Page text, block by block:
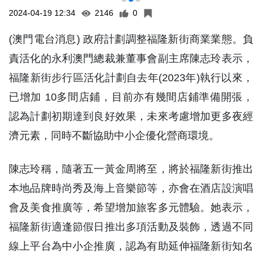
2024-04-19 12:34 2146 0
(澳門電台消息) 政府計劃調整福隆新街商業業態。負
責活化的永利澳門總裁兼董事會副主席陳志玲表示，
福隆新街步行區活化計劃自去年(2023年)執行以來，
已增加 10多間店鋪，目前亦有幾間店鋪準備開張，
認為計劃初期達到良好效果，未來考慮增加更多夜經
濟元素，同時不斷協助中小企優化營商環境。
陳志玲稱，隨著五一黃金周將至，將於福隆新街推出
本地品牌時尚秀及海上音樂節等，亦會在酒店設演唱
會及美食推廣等，希望增加旅客多元體驗。她表示，
福隆新街適逢節假日推出多項活動及裝飾，透過不同
線上平台為中小企推廣，認為有助延伸福隆新街知名